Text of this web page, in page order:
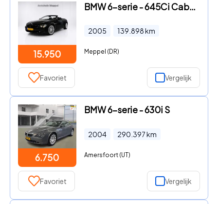
15.950
BMW 6-serie - 645Ci Cabrio Xenon*HiFi*Sportstoelen*PDC*Automaat
2005 139.898km
Meppel (DR)
Favoriet Vergelijk
6.750
BMW 6-serie - 630i S
2004 290.397km
Amersfoort (UT)
Favoriet Vergelijk